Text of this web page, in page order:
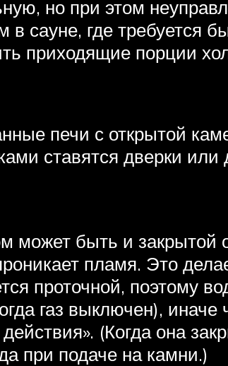
но при этом
сауне, где требуется
приходящие порции
печи с открытой
ставятся дверки
может быть и закрытой
пламя. Это
проточной, поэтому
газ выключен), иначе
(Когда она
при подаче на камни.)